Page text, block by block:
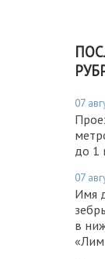
07
до 1
07
Имя
в